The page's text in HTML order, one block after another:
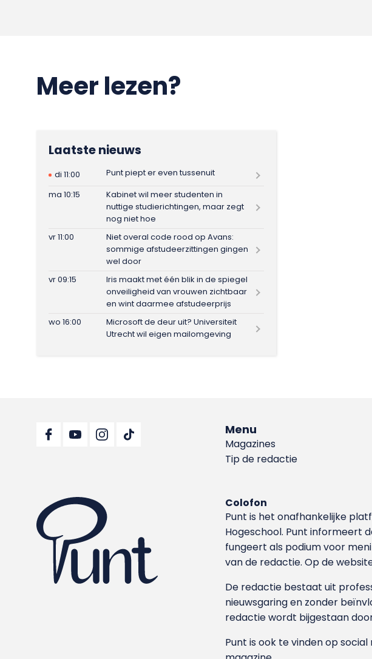
Meer lezen?
Laatste nieuws
di 11:00
Punt piept er even tussenuit
ma 10:15
Kabinet wil meer studenten in
nuttige studierichtingen, maar zegt
nog niet hoe
vr 11:00
Niet overal code rood op Avans:
sommige afstudeerzittingen gingen
wel door
vr 09:15
Iris maakt met één blik in de spiegel
onveiligheid van vrouwen zichtbaar
en wint daarmee afstudeerprijs
wo 16:00
Microsoft de deur uit? Universiteit
Utrecht wil eigen mailomgeving
Menu
Magazines
Tip de redactie
Colofon
Punt is het onafhankelijke
Hoge­school. Punt informeert
fungeert als podium voor
van de redactie. Op de
De redactie bestaat uit
nieuwsgaring en zonder
redactie wordt bijgestaan
Punt is ook te vinden op social